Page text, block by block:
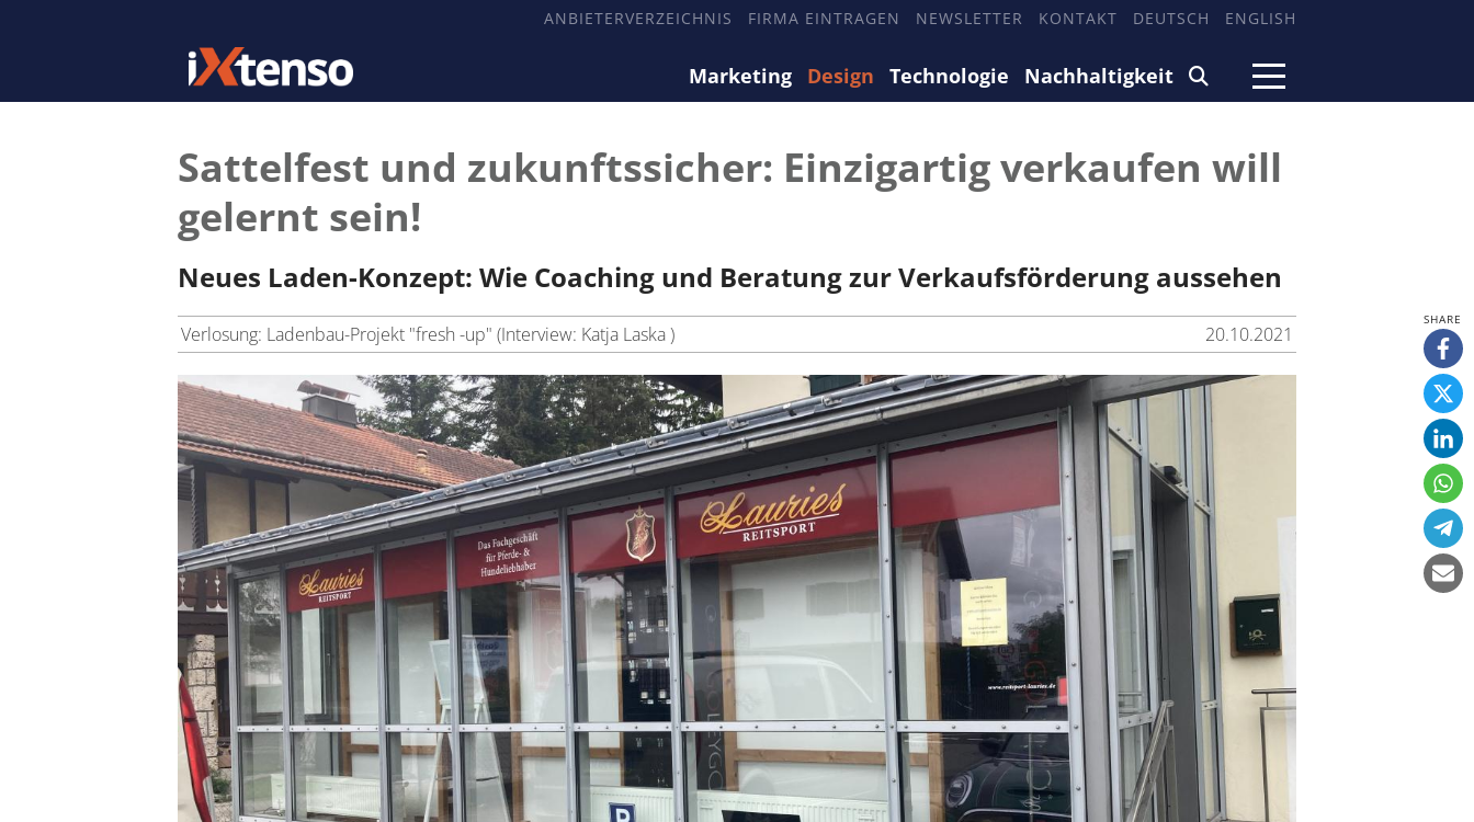
ANBIETERVERZEICHNIS FIRMA EINTRAGEN NEWSLETTER KONTAKT DEUTSCH ENGLISH
Marketing Design Technologie Nachhaltigkeit
Sattelfest und zukunftssicher: Einzigartig verkaufen will
gelernt sein!
Neues Laden-Konzept: Wie Coaching und Beratung zur Verkaufsförderung aussehen
Verlosung: Ladenbau-Projekt "fresh -up" (Interview: Katja Laska ) 20.10.2021